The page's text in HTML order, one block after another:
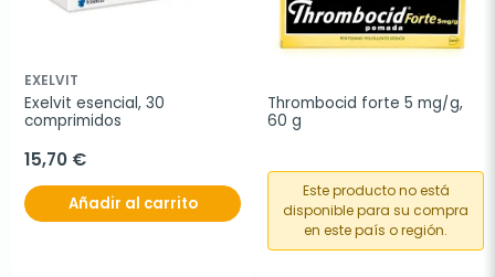
EXELVIT
Exelvit esencial, 30
comprimidos
15,70 €
Añadir al carrito
Thrombocid forte 5 mg/g,
60 g
Este producto no está
disponible para su compra
en este país o región.